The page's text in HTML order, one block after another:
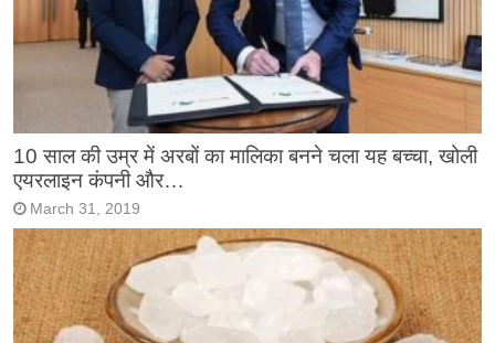
10 साल की उम्र में अरबों का मालिका बनने चला यह बच्चा, खोली
एयरलाइन कंपनी और…
March 31, 2019